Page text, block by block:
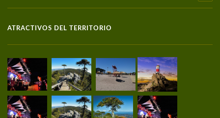
ATRACTIVOS DEL TERRITORIO